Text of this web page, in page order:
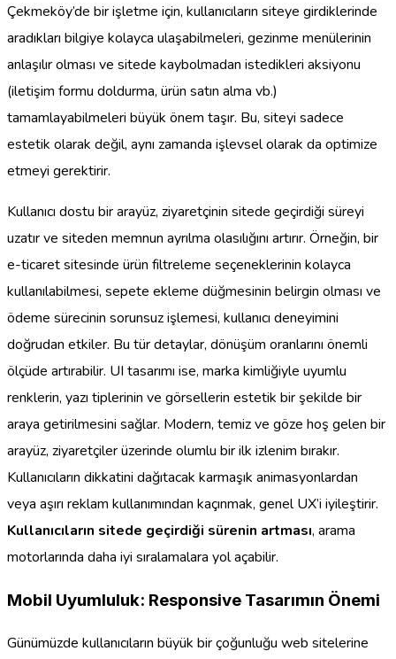
Çekmeköy’de bir işletme için, kullanıcıların siteye girdiklerinde
aradıkları bilgiye kolayca ulaşabilmeleri, gezinme menülerinin
anlaşılır olması ve sitede kaybolmadan istedikleri aksiyonu
(iletişim formu doldurma, ürün satın alma vb.)
tamamlayabilmeleri büyük önem taşır. Bu, siteyi sadece
estetik olarak değil, aynı zamanda işlevsel olarak da optimize
etmeyi gerektirir.
Kullanıcı dostu bir arayüz, ziyaretçinin sitede geçirdiği süreyi
uzatır ve siteden memnun ayrılma olasılığını artırır. Örneğin, bir
e-ticaret sitesinde ürün filtreleme seçeneklerinin kolayca
kullanılabilmesi, sepete ekleme düğmesinin belirgin olması ve
ödeme sürecinin sorunsuz işlemesi, kullanıcı deneyimini
doğrudan etkiler. Bu tür detaylar, dönüşüm oranlarını önemli
ölçüde artırabilir. UI tasarımı ise, marka kimliğiyle uyumlu
renklerin, yazı tiplerinin ve görsellerin estetik bir şekilde bir
araya getirilmesini sağlar. Modern, temiz ve göze hoş gelen bir
arayüz, ziyaretçiler üzerinde olumlu bir ilk izlenim bırakır.
Kullanıcıların dikkatini dağıtacak karmaşık animasyonlardan
veya aşırı reklam kullanımından kaçınmak, genel UX’i iyileştirir.
Kullanıcıların sitede geçirdiği sürenin artması, arama
motorlarında daha iyi sıralamalara yol açabilir.
Mobil Uyumluluk: Responsive Tasarımın Önemi
Günümüzde kullanıcıların büyük bir çoğunluğu web sitelerine